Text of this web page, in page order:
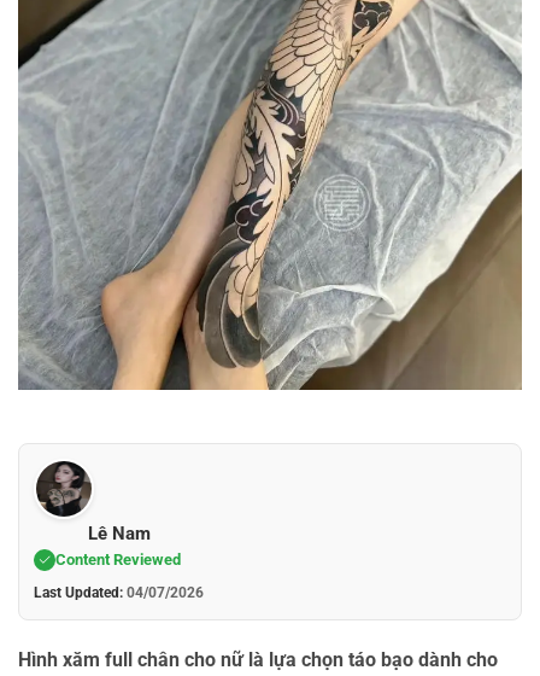
Lê Nam
Content Reviewed
Last Updated: 04/07/2026
Hình xăm full chân cho nữ là lựa chọn táo bạo dành cho